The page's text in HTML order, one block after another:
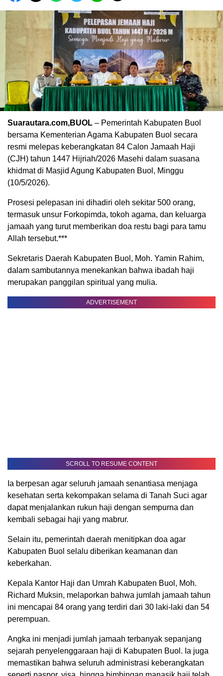
Suarautara.com,BUOL – Pemerintah Kabupaten Buol
bersama Kementerian Agama Kabupaten Buol secara
resmi melepas keberangkatan 84 Calon Jamaah Haji
(CJH) tahun 1447 Hijriah/2026 Masehi dalam suasana
khidmat di Masjid Agung Kabupaten Buol, Minggu
(10/5/2026).
Prosesi pelepasan ini dihadiri oleh sekitar 500 orang,
termasuk unsur Forkopimda, tokoh agama, dan keluarga
jamaah yang turut memberikan doa restu bagi para tamu
Allah tersebut.***
Sekretaris Daerah Kabupaten Buol, Moh. Yamin Rahim,
dalam sambutannya menekankan bahwa ibadah haji
merupakan panggilan spiritual yang mulia.
ADVERTISEMENT
SCROLL TO RESUME CONTENT
Ia berpesan agar seluruh jamaah senantiasa menjaga
kesehatan serta kekompakan selama di Tanah Suci agar
dapat menjalankan rukun haji dengan sempurna dan
kembali sebagai haji yang mabrur.
Selain itu, pemerintah daerah menitipkan doa agar
Kabupaten Buol selalu diberikan keamanan dan
keberkahan.
Kepala Kantor Haji dan Umrah Kabupaten Buol, Moh.
Richard Muksin, melaporkan bahwa jumlah jamaah tahun
ini mencapai 84 orang yang terdiri dari 30 laki-laki dan 54
perempuan.
Angka ini menjadi jumlah jamaah terbanyak sepanjang
sejarah penyelenggaraan haji di Kabupaten Buol. Ia juga
memastikan bahwa seluruh administrasi keberangkatan